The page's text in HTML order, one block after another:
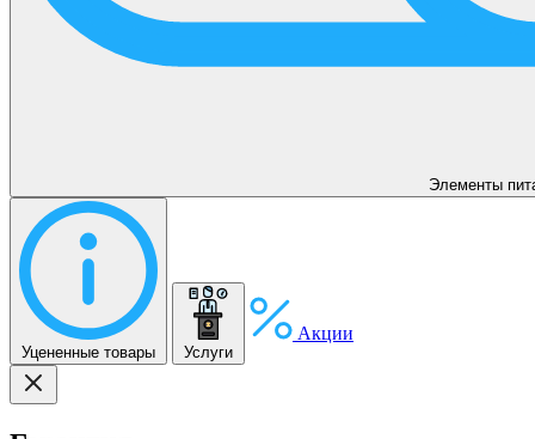
Элементы
Уцененные товары Услуги
Акции